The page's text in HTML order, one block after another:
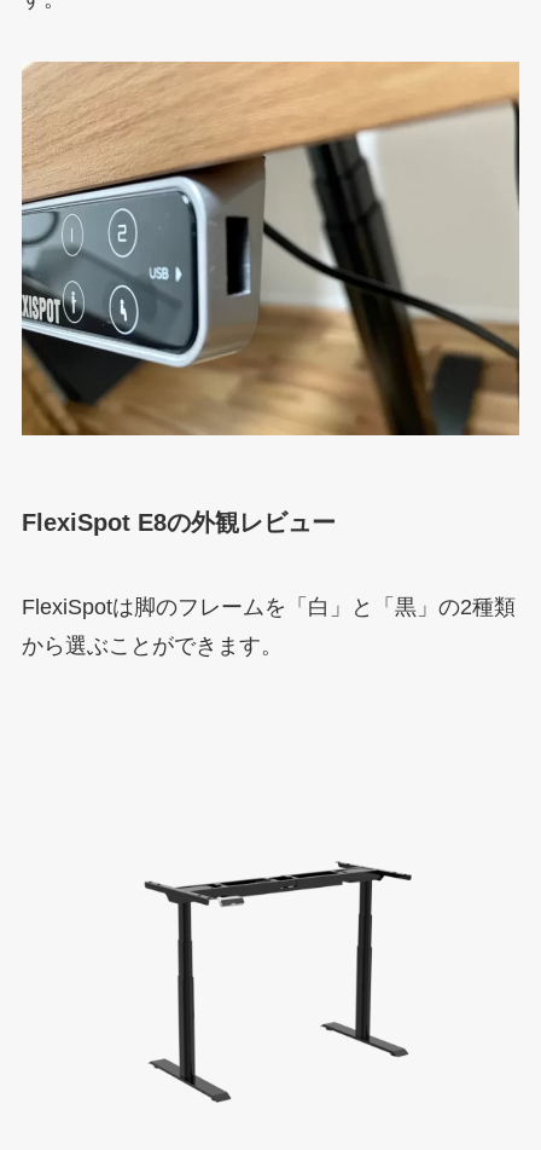
FlexiSpot E8の外観レビュー
FlexiSpotは脚のフレームを「白」と「黒」の2種類
から選ぶことができます。